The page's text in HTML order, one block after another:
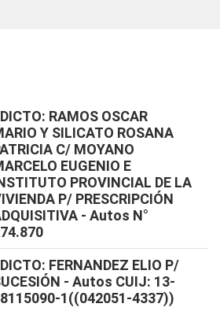
RAMOS OSCAR
Y SILICATO ROSANA
C/ MOYANO
EUGENIO E
PROVINCIAL DE LA
P/ PRESCRIPCIÓN
- Autos N°
FERNANDEZ ELIO P/
- Autos CUIJ: 13-
1((042051-4337))